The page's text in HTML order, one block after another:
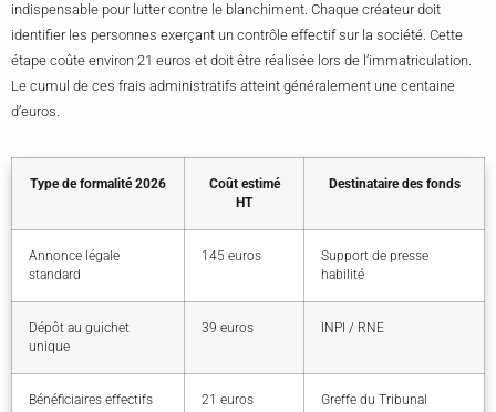
indispensable pour lutter contre le blanchiment. Chaque créateur doit
identifier les personnes exerçant un contrôle effectif sur la société. Cette
étape coûte environ 21 euros et doit être réalisée lors de l’immatriculation.
Le cumul de ces frais administratifs atteint généralement une centaine
d’euros.
Type de formalité 2026
Coût estimé
HT
Destinataire des fonds
Annonce légale
standard
145 euros
Support de presse
habilité
Dépôt au guichet
unique
39 euros INPI / RNE
Bénéficiaires effectifs 21 euros Greffe du Tribunal